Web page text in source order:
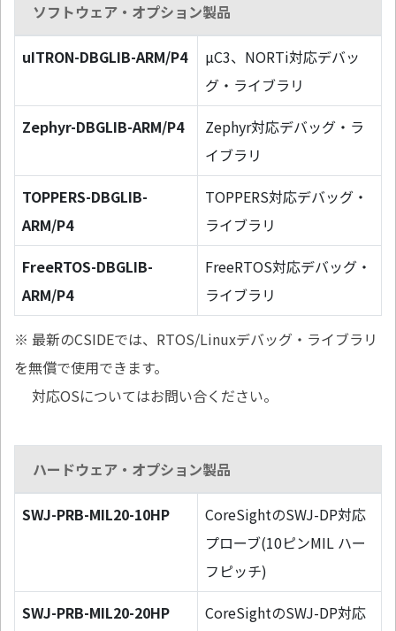
ソフトウェア・オプション製品
uITRON-DBGLIB-ARM/P4
µC3、NORTi対応デバッ
グ・ライブラリ
Zephyr-DBGLIB-ARM/P4
Zephyr対応デバッグ・ラ
イブラリ
TOPPERS-DBGLIB-
ARM/P4
TOPPERS対応デバッグ・
ライブラリ
FreeRTOS-DBGLIB-
ARM/P4
FreeRTOS対応デバッグ・
ライブラリ
※ 最新のCSIDEでは、RTOS/Linuxデバッグ・ライブラリ
を無償で使用できます。
対応OSについてはお問い合ください。
ハードウェア・オプション製品
SWJ-PRB-MIL20-10HP
CoreSightのSWJ-DP対応
プローブ(10ピンMIL ハー
フピッチ)
SWJ-PRB-MIL20-20HP
CoreSightのSWJ-DP対応